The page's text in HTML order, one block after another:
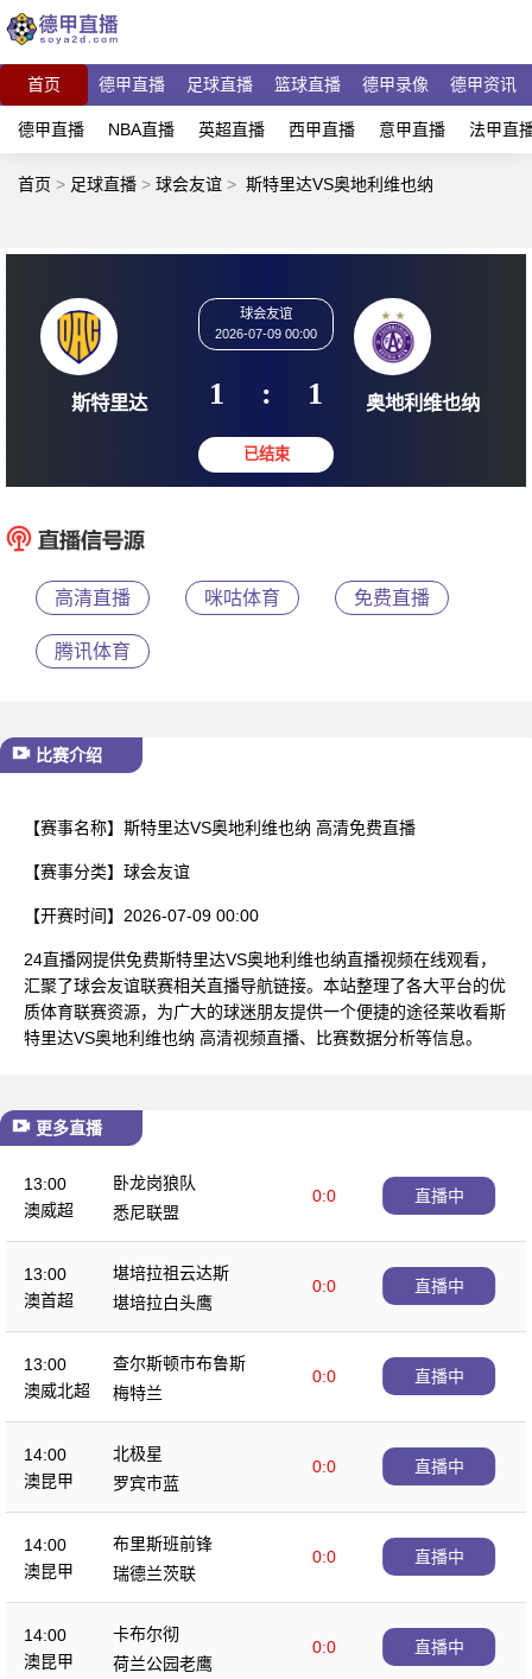
首页 德甲直播 足球直播 篮球直播 德甲录像 德甲资讯
德甲直播 NBA直播 英超直播 西甲直播 意甲直播 法甲直
首页 > 足球直播 > 球会友谊 > 斯特里达VS奥地利维也纳
斯特里达
球会友谊
2026-07-09 00:00
1 : 1 奥地利
高清直播 咪咕体育 免费直播
腾讯体育
比赛介绍
【赛事名称】 斯特里达VS奥地利维也纳 高清免费直播
【赛事分类】 球会友谊
【开赛时间】 2026-07-09 00:00
24直播网提供免费斯特里达VS奥地利维也纳直播视频在线观看，
汇聚了球会友谊联赛相关直播导航链接。本站整理了各大平台的优
质体育联赛资源，为广大的球迷朋友提供一个便捷的途径莱收看斯
特里达VS奥地利维也纳 高清视频直播、比赛数据分析等信息。
更多直播
13:00
澳威超
卧龙岗狼队
0:0
悉尼联盟
直播中
13:00
澳首超
堪培拉祖云达斯
0:0
堪培拉白头鹰
直播中
13:00
澳威北超
查尔斯顿市布鲁斯
0:0
梅特兰
直播中
14:00
澳昆甲
北极星
0:0
罗宾市蓝
直播中
14:00
澳昆甲
布里斯班前锋
0:0
瑞德兰茨联
直播中
14:00
澳昆甲
卡布尔彻
0:0
荷兰公园老鹰
直播中